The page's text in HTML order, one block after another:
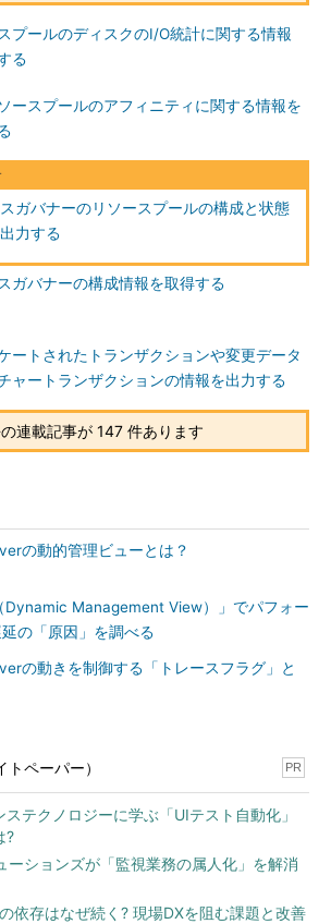
プールのディスクのI/O統計に関する情報
る
ースプールのアフィニティに関する情報を
ガバナーのリソースプールの構成と状態
力する
ガバナーの構成情報を取得する
ートされたトランザクションや変更データ
ャートランザクションの情報を出力する
連載記事が 147 件あります
の動的管理ビューとは？
Dynamic Management View）」でパフォー
の「原因」を調べる
の動きを制御する「トレースフラグ」と
ペーパー） PR
テクノロジーに学ぶ「UIテスト自動化」
?
ーションズが「監視業務の属人化」を解消
依存はなぜ続く? 現場DXを阻む課題と改善